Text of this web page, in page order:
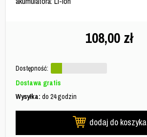
108,00 zł
Dostępność:
Dostawa gratis
Wysyłka: do 24 godzin
dodaj do koszyka